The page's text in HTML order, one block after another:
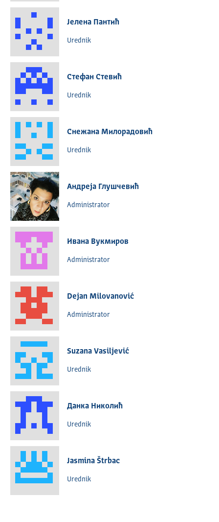
Јелена Пантић
Urednik
Стефан Стевић
Urednik
Снежана Милорадовић
Urednik
Андреја Глушчевић
Administrator
Ивана Вукмиров
Administrator
Dejan Milovanović
Administrator
Suzana Vasiljević
Urednik
Данка Николић
Urednik
Jasmina Štrbac
Urednik